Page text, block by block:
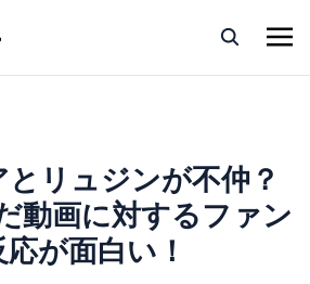
リュジンが不仲？
動画に対するファン
が面白い！